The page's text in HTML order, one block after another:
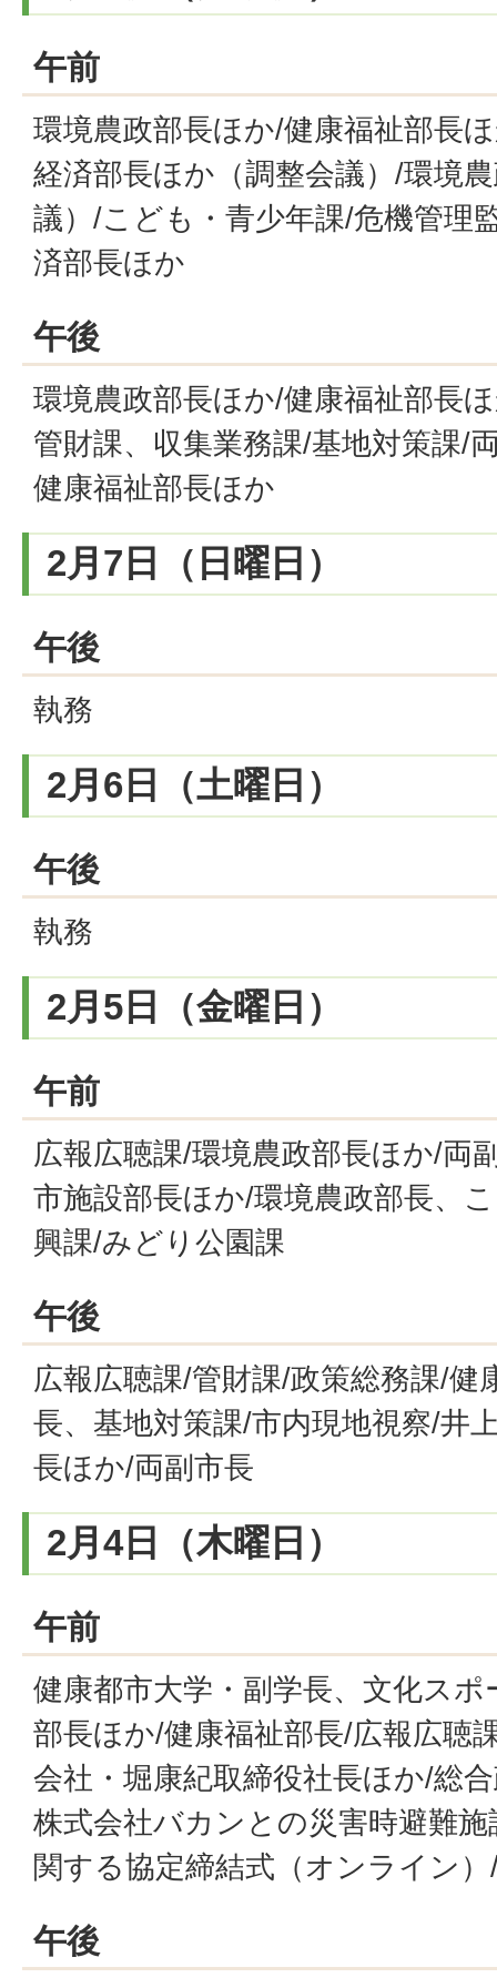
午前
環境農政部長ほか/健康福祉部長
経済部長ほか（調整会議）/環境
議）/こども・青少年課/危機管理
済部長ほか
午後
環境農政部長ほか/健康福祉部長
管財課、収集業務課/基地対策課/
健康福祉部長ほか
2月7日（日曜日）
午後
執務
2月6日（土曜日）
午後
執務
2月5日（金曜日）
午前
広報広聴課/環境農政部長ほか/両
市施設部長ほか/環境農政部長、
興課/みどり公園課
午後
広報広聴課/管財課/政策総務課/健
長、基地対策課/市内現地視察/井
長ほか/両副市長
2月4日（木曜日）
午前
健康都市大学・副学長、文化ス
部長ほか/健康福祉部長/広報広聴
会社・堀康紀取締役社長ほか/総
株式会社バカンとの災害時避難
関する協定締結式（オンライン
午後